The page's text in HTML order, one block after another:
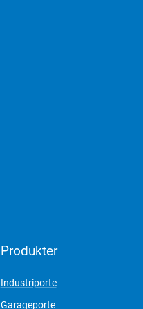
Produkter
Industriporte
Garageporte